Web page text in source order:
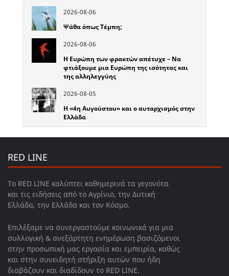
2026-08-06
Ψάθα όπως Τέμπη;
2026-08-06
Η Ευρώπη των φρακτών απέτυχε – Να
φτιάξουμε μια Ευρώπη της ισότητας και
της αλληλεγγύης
2026-08-05
Η «4η Αυγούστου» και ο αυταρχισμός στην
Ελλάδα
RED LINE
Το RED LINE καλύπτει καθημερινά τα γεγονότα
και τις ειδήσεις από το Αγρίνιο, την Δυτική
Ελλάδα, την Ελλάδα και τον Κόσμο.
Επιλέξαμε να συνεργαστούμε κοινωνικά για μια
συλλογική & ανεξάρτητη ενημέρωση βασιζόμενοι
στην προσωπική μας εργασία και εμπειρία, καθώς
και στην συνειδητή στήριξη αυτών που ήδη
διαβάζουν και διαδίδουν το RED LINE.